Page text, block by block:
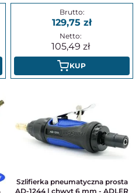
129,75
105,49
KUP
Szlifierka pneumatyczna prosta
AD-1244 | chwyt 6 mm - ADLER